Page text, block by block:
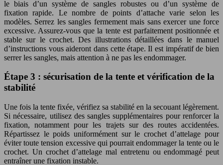
le biais d’un système de sangles robustes ou d’un système de
fixation rapide. Le nombre de points d’attache varie selon les
modèles. Serrez les sangles fermement mais sans exercer une force
excessive. Assurez-vous que la tente est parfaitement positionnée et
stable sur le crochet. Des illustrations détaillées dans le manuel
d’instructions vous aideront dans cette étape. Il est impératif de bien
serrer les sangles, mais attention à ne pas les endommager.
Étape 3 : sécurisation de la tente et vérification de la
stabilité
Une fois la tente fixée, vérifiez sa stabilité en la secouant légèrement.
Si nécessaire, utilisez des sangles supplémentaires pour renforcer la
fixation, notamment pour les trajets sur des routes accidentées.
Répartissez le poids uniformément sur le crochet d’attelage pour
éviter toute tension excessive qui pourrait endommager la tente ou le
crochet. Un crochet d’attelage mal entretenu ou endommagé peut
entraîner une fixation instable.